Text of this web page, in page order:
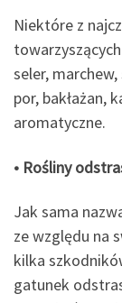
Niektóre z
seler,
por, bakłażan,
aromatyczne.
• Rośliny
Jak sama
ze względu na
kilka
gatunek